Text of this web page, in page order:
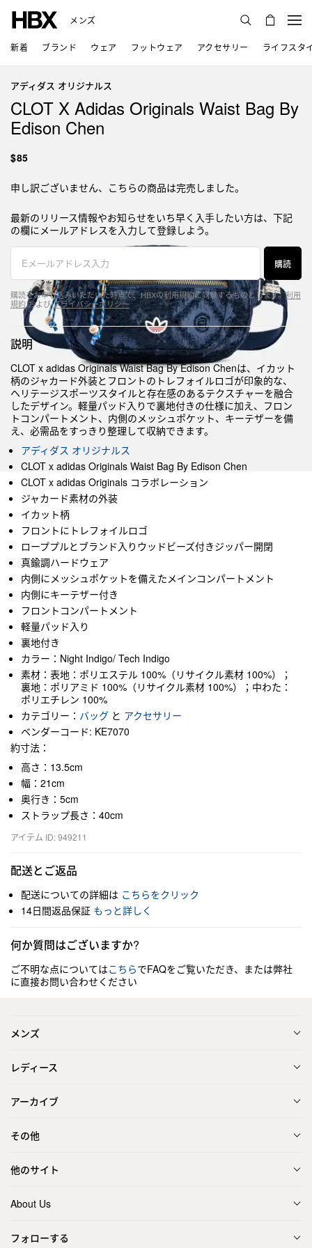
メンズ
新着 ブランド ウェア フットウェア アクセサリー ライフスタ
アディダス オリジナルス
CLOT X Adidas Originals Waist Bag By
Edison Chen
$85
申し訳ございません、こちらの商品は完売しました。
最新のリリース情報やお知らせをいち早く入手したい方は、下記
の欄にメールアドレスを入力して登録しよう。
購読
購読をお申し込みいただいた時点で、HBXの利用規約に同意するものとします。利用
規約およびプライバシーポリシー
説明
CLOT x adidas Originals Waist Bag By Edison Chenは、イカット
柄のジャカード外装とフロントのトレフォイルロゴが印象的な、
ヘリテージスポーツスタイルと存在感のあるテクスチャーを融合
したデザイン。軽量パッド入りで裏地付きの仕様に加え、フロン
トコンパートメント、内側のメッシュポケット、キーテザーを備
え、必需品をすっきり整理して収納できます。
アディダス オリジナルス
CLOT x adidas Originals Waist Bag By Edison Chen
CLOT x adidas Originals コラボレーション
ジャカード素材の外装
イカット柄
フロントにトレフォイルロゴ
ローププルとブランド入りウッドビーズ付きジッパー開閉
真鍮調ハードウェア
内側にメッシュポケットを備えたメインコンパートメント
内側にキーテザー付き
フロントコンパートメント
軽量パッド入り
裏地付き
カラー：Night Indigo/ Tech Indigo
素材：表地：ポリエステル 100%（リサイクル素材 100%）；
裏地：ポリアミド 100%（リサイクル素材 100%）；中わた：
ポリエチレン 100%
カテゴリー： バッグ と アクセサリー
ベンダーコード: KE7070
約寸法：
高さ：13.5cm
幅：21cm
奥行き：5cm
ストラップ長さ：40cm
アイテム ID: 949211
配送とご返品
配送についての詳細は こちらをクリック
14日間返品保証 もっと詳しく
何か質問はございますか?
ご不明な点についてはこちらでFAQをご覧いただき、または弊社
に直接お問い合わせください
メンズ
レディース
アーカイブ
その他
他のサイト
About Us
フォローする